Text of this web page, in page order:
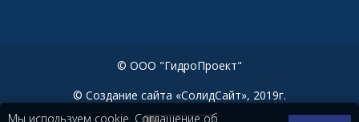
© ООО "ГидроПроект"
© Создание сайта «СолидСайт», 2019г.
Мы используем cookie. Соглашение об